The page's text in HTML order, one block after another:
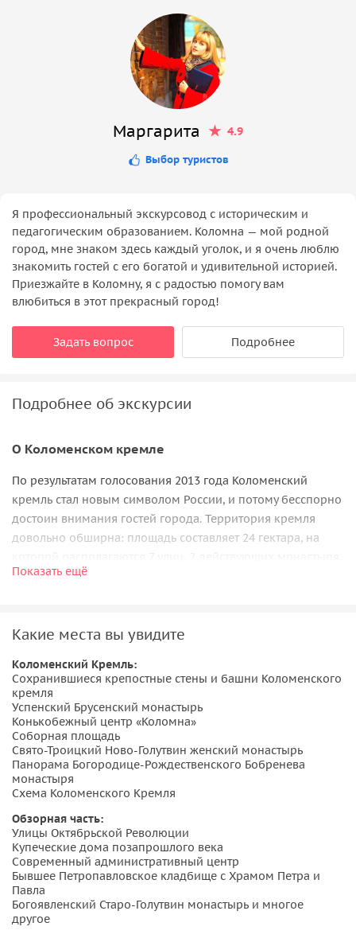
Маргарита 4.9
Выбор туристов
Я профессиональный экскурсовод с историческим и
педагогическим образованием. Коломна — мой родной
город, мне знаком здесь каждый уголок, и я очень люблю
знакомить гостей с его богатой и удивительной историей.
Приезжайте в Коломну, я с радостью помогу вам
влюбиться в этот прекрасный город!
Задать вопрос Подробнее
Подробнее об экскурсии
О Коломенском кремле
По результатам голосования 2013 года Коломенский
кремль стал новым символом России, и потому бесспорно
достоин внимания гостей города. Территория кремля
довольно обширна: площадь составляет 24 гектара, на
7 сохранившихся башен. Экскурсия сопровождается
Основные объекты Кремля:
• Сохранившиеся крепостные стены и башни
Коломенского кремля, в том числе легендарная
Маринкина башня и Пятницкие ворота;
• Успенский Брусенский монастырь, основанный в честь
взятия Казани;
• Конькобежный центр «Коломна», который проводит в
своих стенах соревнования как всероссийского, так и
• Соборная площадь: Успенский кафедральный собор,
Храм на месте церкви, где венчался Дмитрий Донской и
Храм Николы Гостинного;
• Свято-Троицкий Ново-Голутвин женский монастырь;
• Панорама Богородице-Рождественского Бобренева
монастыря;
Показать ещё
Какие места вы увидите
Коломенский Кремль:
Сохранившиеся крепостные стены и башни Коломенского
кремля
Успенский Брусенский монастырь
Конькобежный центр «Коломна»
Соборная площадь
Свято-Троицкий Ново-Голутвин женский монастырь
Панорама Богородице-Рождественского Бобренева
монастыря
Схема Коломенского Кремля
Обзорная часть:
Улицы Октябрьской Революции
Купеческие дома позапрошлого века
Современный административный центр
Бывшее Петропавловское кладбище с Храмом Петра и
Павла
Богоявленский Старо-Голутвин монастырь и многое
другое